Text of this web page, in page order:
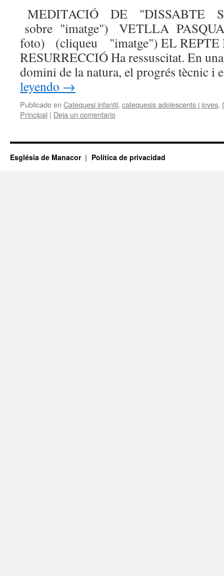
MEDITACIÓ DE "DISSABTE
sobre "imatge") VETLLA
foto) (cliqueu "imatge") EL REPTE
RESURRECCIÓ Ha ressuscitat. En
domini de la natura, el progrés tècnic
leyendo →
Publicado en Catequesi infantil, catequesis adolescents i joves,
Principal | Deja un comentario
Església de Manacor Política de privacidad